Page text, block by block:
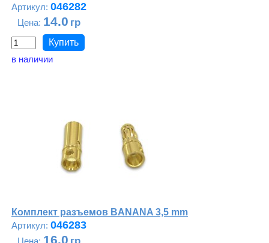
046282
14.0
в наличии
Комплект разъемов BANANA 3,5 mm
046283
16.0